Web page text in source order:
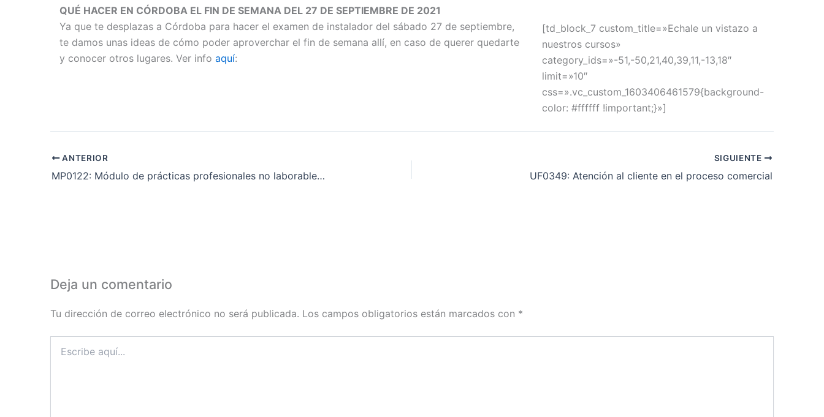
QUÉ HACER EN CÓRDOBA EL FIN DE SEMANA DEL 27 DE SEPTIEMBRE DE 2021
Ya que te desplazas a Córdoba para hacer el examen de instalador del sábado 27 de septiembre,
te damos unas ideas de cómo poder aproverchar el fin de semana allí, en caso de querer quedarte
y conocer otros lugares. Ver info aquí:
[td_block_7 custom_title=»Echale un vistazo a
nuestros cursos»
category_ids=»-51,-50,21,40,39,11,-13,18″
limit=»10″
css=».vc_custom_1603406461579{background-
color: #ffffff !important;}»]
ANTERIOR
MP0122: Módulo de prácticas profesionales no laborables de eficiencia energética de edificios
SIGUIENTE
UF0349: Atención al cliente en el proceso comercial
Deja un comentario
Tu dirección de correo electrónico no será publicada. Los campos obligatorios están marcados con *
aquí...